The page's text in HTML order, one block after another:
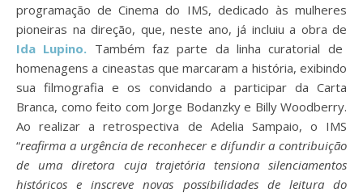
programação de Cinema do IMS, dedicado às mulheres
pioneiras na direção, que, neste ano, já incluiu a obra de
Ida Lupino. Também faz parte da linha curatorial de
homenagens a cineastas que marcaram a história, exibindo
sua filmografia e os convidando a participar da Carta
Branca, como feito com Jorge Bodanzky e Billy Woodberry.
Ao realizar a retrospectiva de Adelia Sampaio, o IMS
“reafirma a urgência de reconhecer e difundir a contribuição
de uma diretora cuja trajetória tensiona silenciamentos
históricos e inscreve novas possibilidades de leitura do